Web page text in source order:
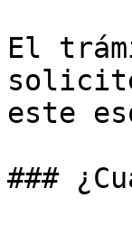
El
este
###